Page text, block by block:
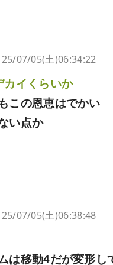
25/07/05(土)06:34:22
カイくらいか
この恩恵はでかい
い点か
25/07/05(土)06:38:48
は移動4だが変形し